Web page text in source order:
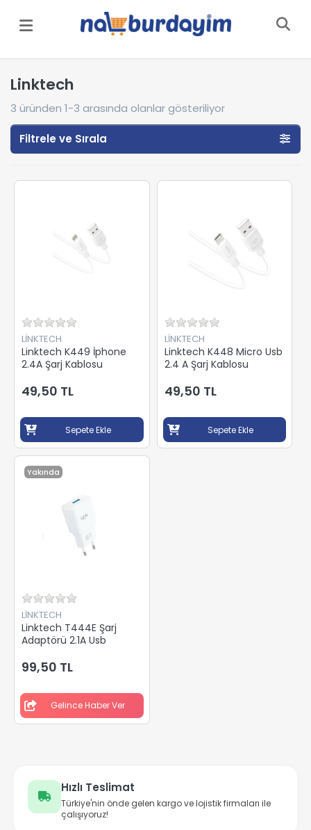
Menü
Linktech
3 üründen 1-3 arasında olanlar gösteriliyor
Filtrele ve Sırala
LINKTECH
Linktech K449 İphone
2.4A Şarj Kablosu
49,50 TL
Sepete Ekle
LINKTECH
Linktech K448 Micro Usb
2.4 A Şarj Kablosu
49,50 TL
Sepete Ekle
Yakında
LINKTECH
Linktech T444E Şarj
Adaptörü 2.1A Usb
99,50 TL
Gelince Haber Ver
Hızlı Teslimat
Türkiye'nin önde gelen kargo ve lojistik firmaları ile
çalışıyoruz!